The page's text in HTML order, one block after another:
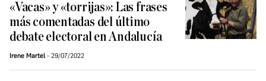
«Vacas» y «torrijas»: Las frases
más comentadas del último
debate electoral en Andalucía
Irene Martel 29/07/2022